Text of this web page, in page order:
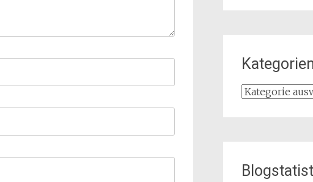
Kategorien